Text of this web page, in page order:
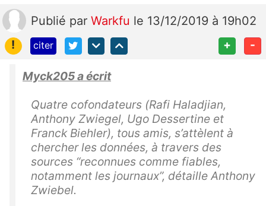
Publié par Warkfu le 13/12/2019 à 19h02
!
citer + -
Myck205 a écrit
Quatre cofondateurs (Rafi Haladjian,
Anthony Zwiegel, Ugo Dessertine et
Franck Biehler), tous amis, s’attèlent à
chercher les données, à travers des
sources “reconnues comme fiables,
notamment les journaux”, détaille Anthony
Zwiebel.